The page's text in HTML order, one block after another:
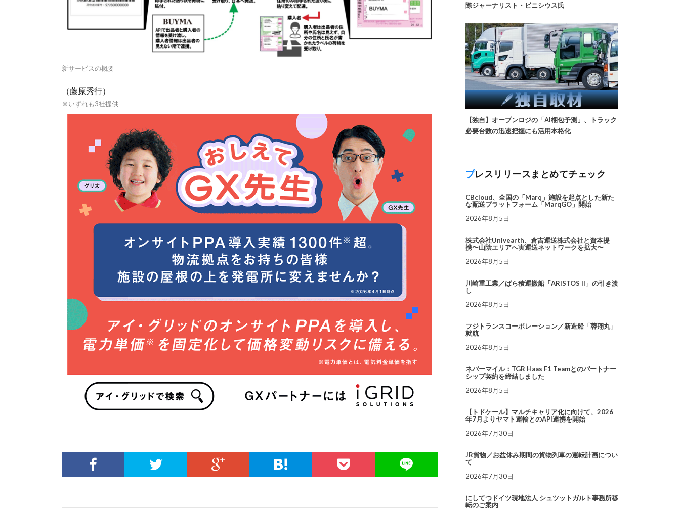
新サービスの概要
（藤原秀行）
※いずれも3社提供
際ジャーナリスト・ビニシウス氏
【独自】オープンロジの「AI梱包予測」、トラック
必要台数の迅速把握にも活用本格化
プレスリリースまとめてチェック
CBcloud、全国の「Marq」施設を起点とした新た
な配送プラットフォーム「MarqGO」開始
2026年8月5日
株式会社Univearth、倉吉運送株式会社と資本提
携〜山陰エリアへ実運送ネットワークを拡大〜
2026年8月5日
川崎重工業／ばら積運搬船「ARISTOS II」の引き渡
し
2026年8月5日
フジトランスコーポレーション／新造船「蓉翔丸」
就航
2026年8月5日
ネバーマイル：TGR Haas F1 Teamとのパートナー
シップ契約を締結しました
2026年8月5日
【トドケール】マルチキャリア化に向けて、2026
年7月よりヤマト運輸とのAPI連携を開始
2026年7月30日
JR貨物／お盆休み期間の貨物列車の運転計画につい
て
2026年7月30日
にしてつドイツ現地法人 シュツットガルト事務所移
転のご案内